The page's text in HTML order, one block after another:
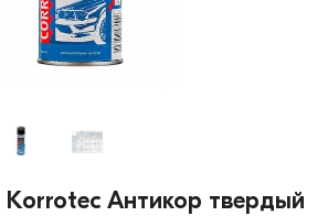
Korrotec Антикор твердый